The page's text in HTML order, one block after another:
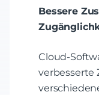
Bessere
Cloud-
verbesserte